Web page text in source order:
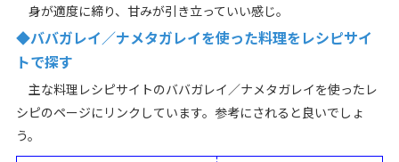
身が適度に締り、甘みが引き立っていい感じ。
◆ババガレイ／ナメタガレイを使った料理をレシピサイ
トで探す
主な料理レシピサイトのババガレイ／ナメタガレイを使ったレ
シピのページにリンクしています。参考にされると良いでしょ
う。